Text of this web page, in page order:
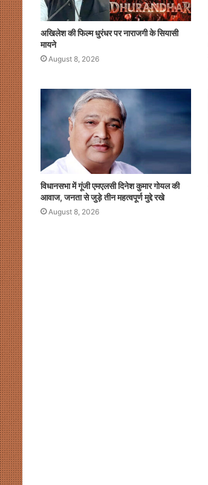
अखिलेश की फिल्म धुरंधर पर नाराजगी के सियासी
मायने
August 8, 2026
विधानसभा में गूंजी एमएलसी दिनेश कुमार गोयल की
आवाज, जनता से जुड़े तीन महत्वपूर्ण मुद्दे रखे
August 8, 2026